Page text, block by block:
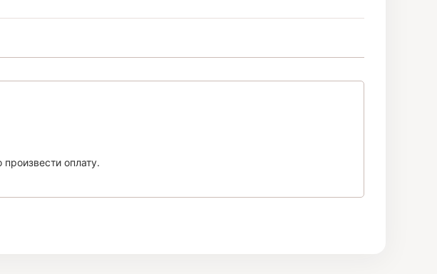
оплату.